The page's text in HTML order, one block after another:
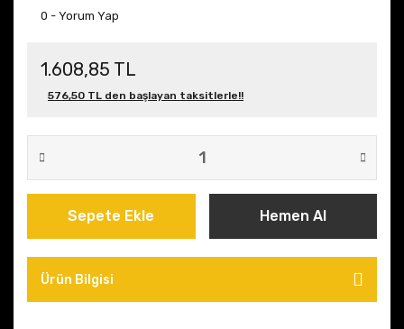
0 - Yorum Yap
1.608,85 TL
576,50 TL den başlayan taksitlerle!!
Sepete Ekle Hemen Al
Ürün Bilgisi